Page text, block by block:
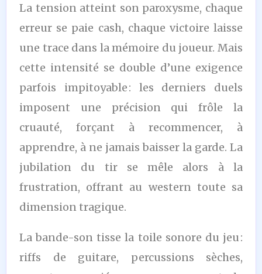
La tension atteint son paroxysme, chaque
erreur se paie cash, chaque victoire laisse
une trace dans la mémoire du joueur. Mais
cette intensité se double d’une exigence
parfois impitoyable : les derniers duels
imposent une précision qui frôle la
cruauté, forçant à recommencer, à
apprendre, à ne jamais baisser la garde. La
jubilation du tir se mêle alors à la
frustration, offrant au western toute sa
dimension tragique.
La bande-son tisse la toile sonore du jeu :
riffs de guitare, percussions sèches,